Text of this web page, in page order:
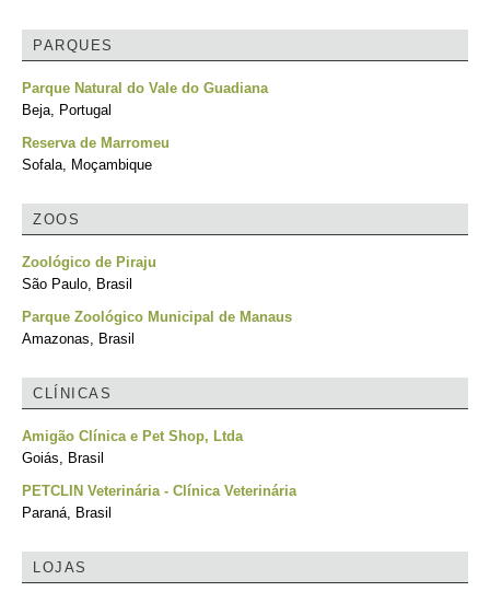
PARQUES
Parque Natural do Vale do Guadiana
Beja, Portugal
Reserva de Marromeu
Sofala, Moçambique
ZOOS
Zoológico de Piraju
São Paulo, Brasil
Parque Zoológico Municipal de Manaus
Amazonas, Brasil
CLÍNICAS
Amigão Clínica e Pet Shop, Ltda
Goiás, Brasil
PETCLIN Veterinária - Clínica Veterinária
Paraná, Brasil
LOJAS